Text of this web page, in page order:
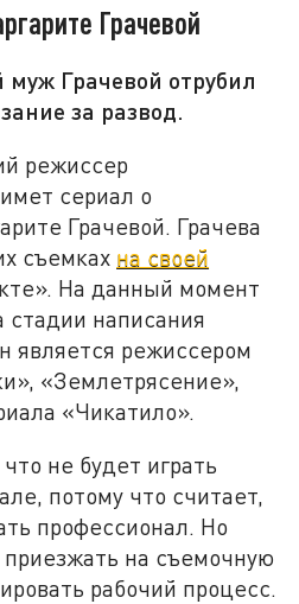
Грачевой
Грачевой отрубил
за развод.
режиссер
сериал о
Грачевой. Грачева
съемках на своей
На данный момент
стадии написания
является режиссером
«Землетрясение»,
«Чикатило».
не будет играть
потому что считает,
профессионал. Но
на съемочную
рабочий процесс.